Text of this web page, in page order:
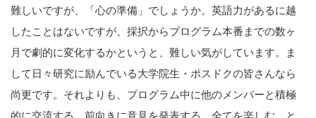
難しいですが、「心の準備」でしょうか。英語力があるに越
したことはないですが、採択からプログラム本番までの数ヶ
月で劇的に変化するかというと、難しい気がしています。ま
して日々研究に励んでいる大学院生・ポスドクの皆さんなら
尚更です。それよりも、プログラム中に他のメンバーと積極
的に交流する、前向きに意見を発表する、全てを楽しむ、と